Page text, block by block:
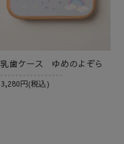
乳歯ケース ゆめのよぞら
3,280円(税込)